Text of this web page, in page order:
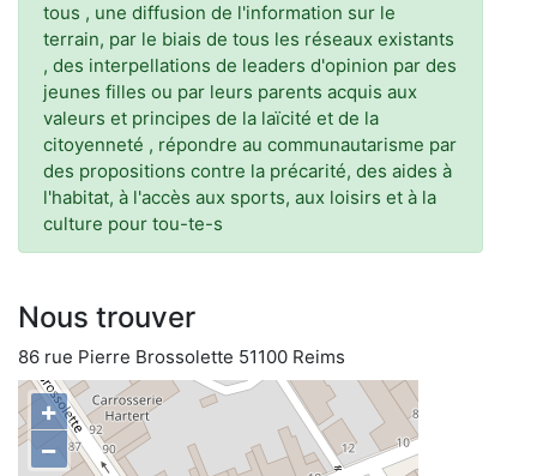
tous , une diffusion de l'information sur le
terrain, par le biais de tous les réseaux existants
, des interpellations de leaders d'opinion par des
jeunes filles ou par leurs parents acquis aux
valeurs et principes de la laïcité et de la
citoyenneté , répondre au communautarisme par
des propositions contre la précarité, des aides à
l'habitat, à l'accès aux sports, aux loisirs et à la
culture pour tou-te-s
Nous trouver
86 rue Pierre Brossolette 51100 Reims
+
−